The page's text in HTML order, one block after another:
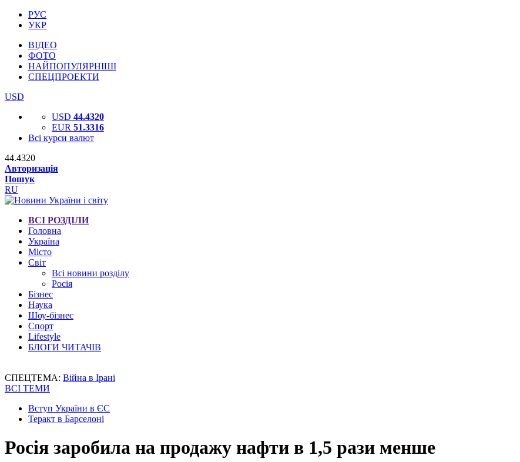
РУС
УКР
ВІДЕО
ФОТО
НАЙПОПУЛЯРНІШІ
СПЕЦПРОЕКТИ
USD
USD 44.4320
EUR 51.3316
Всі курси валют
44.4320
Авторизація
Пошук
RU
ВСІ РОЗДІЛИ
Головна
Україна
Місто
Світ
Всі новини розділу
Росія
Бізнес
Наука
Шоу-бізнес
Спорт
Lifestyle
БЛОГИ ЧИТАЧІВ
СПЕЦТЕМА: Війна в Ірані
ВСІ ТЕМИ
Вступ України в ЄС
Теракт в Барселоні
Росія заробила на продажу нафти в 1,5 рази менше